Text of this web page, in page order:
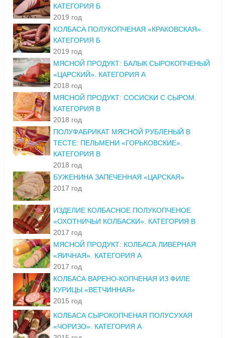
КАТЕГОРИЯ Б
2019 год
КОЛБАСА ПОЛУКОПЧЕНАЯ «КРАКОВСКАЯ».
КАТЕГОРИЯ Б
2019 год
МЯСНОЙ ПРОДУКТ: БАЛЫК СЫРОКОПЧЕНЫЙ
«ЦАРСКИЙ». КАТЕГОРИЯ А
2018 год
МЯСНОЙ ПРОДУКТ: СОСИСКИ С СЫРОМ.
КАТЕГОРИЯ В
2018 год
ПОЛУФАБРИКАТ МЯСНОЙ РУБЛЕНЫЙ В
ТЕСТЕ: ПЕЛЬМЕНИ «ГОРЬКОВСКИЕ».
КАТЕГОРИЯ В
2018 год
БУЖЕНИНА ЗАПЕЧЕННАЯ «ЦАРСКАЯ»
2017 год
ИЗДЕЛИЕ КОЛБАСНОЕ ПОЛУКОПЧЕНОЕ
«ОХОТНИЧЬИ КОЛБАСКИ». КАТЕГОРИЯ В
2017 год
МЯСНОЙ ПРОДУКТ: КОЛБАСА ЛИВЕРНАЯ
«ЯИЧНАЯ». КАТЕГОРИЯ А
2017 год
КОЛБАСА ВАРЕНО-КОПЧЕНАЯ ИЗ ФИЛЕ
КУРИЦЫ «ВЕТЧИННАЯ»
2015 год
КОЛБАСА СЫРОКОПЧЕНАЯ ПОЛУСУХАЯ
«ЧОРИЗО». КАТЕГОРИЯ А